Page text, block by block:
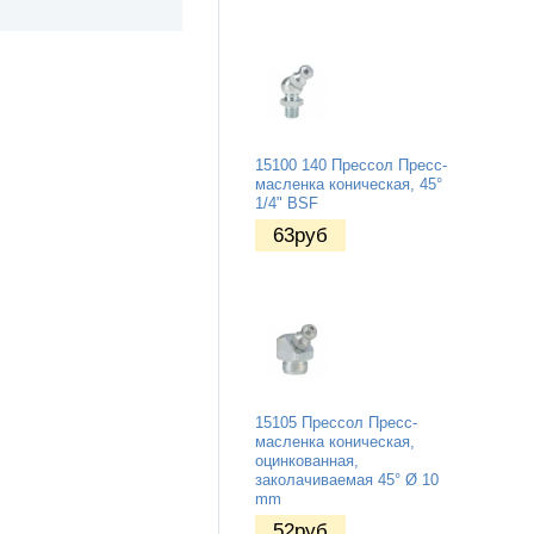
15100 140 Прессол Пресс-
масленка коническая, 45°
1/4" BSF
63руб
15105 Прессол Пресс-
масленка коническая,
оцинкованная,
заколачиваемая 45° Ø 10
mm